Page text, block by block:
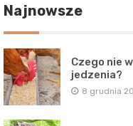
Najnowsze
Czego nie
jedzenia?
8 grudnia